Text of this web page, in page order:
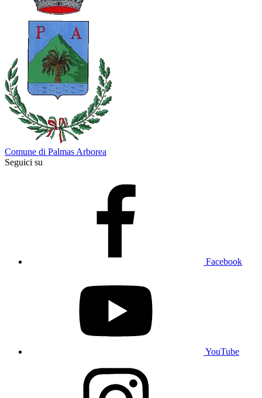
Comune di Palmas Arborea
Seguici su
Facebook
YouTube